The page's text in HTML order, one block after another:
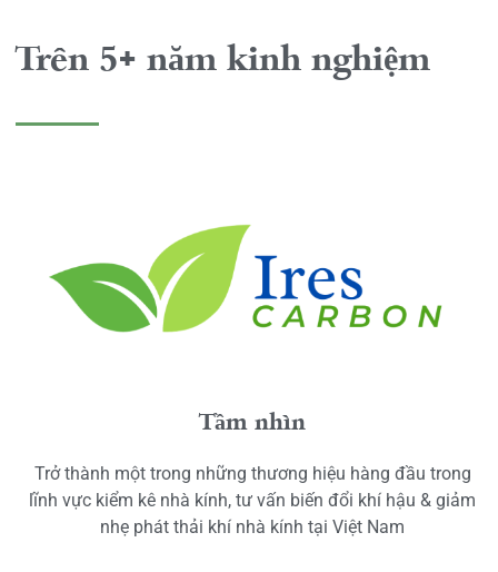
Trên 5+ năm kinh nghiệm
Tầm nhìn
Trở thành một trong những thương hiệu hàng đầu trong
lĩnh vực kiểm kê nhà kính, tư vấn biến đổi khí hậu & giảm
nhẹ phát thải khí nhà kính tại Việt Nam